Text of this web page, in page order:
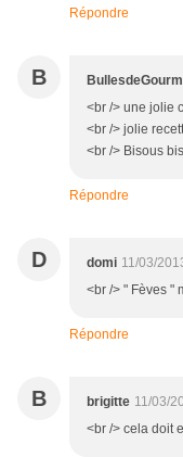
Répondre
B
<br /> une jolie
<br /> jolie
<br /> Bisous
Répondre
D domi 11/03/
<br /> " Fèves "
Répondre
B brigitte 11/03/
<br /> cela doit